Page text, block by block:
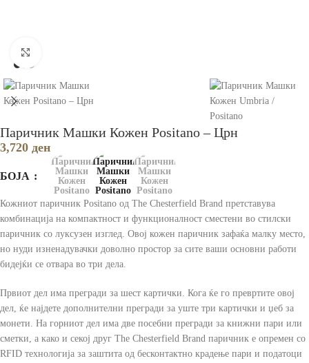
Паричник Машки Кожен Positano – Црн
3,720 ден
БОЈА
Кожниот паричник Positano од The ​​Chesterfield Brand претставува
комбинација на компактност и функционалност сместени во стилски
паричник со луксузен изглед. Овој кожен паричник зафаќа малку место,
но нуди изненадувачки доволно простор за сите ваши основни работи
бидејќи се отвара во три дела.
Првиот дел има прегради за шест картички. Кога ќе го превртите овој
дел, ќе најдете дополнителни прегради за уште три картички и џеб за
монети. На горниот дел има две посебни прегради за книжни пари или
сметки, а како и секој друг The Chesterfield Brand паричник е опремен со
RFID технологија за заштита од бесконтактно крадење пари и податоци